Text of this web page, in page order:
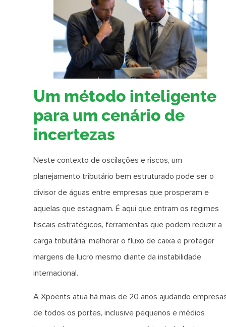
Um método inteligente
para um cenário de
incertezas
Neste contexto de oscilações e riscos, um
planejamento tributário bem estruturado pode ser o
divisor de águas entre empresas que prosperam e
aquelas que estagnam. É aqui que entram os regimes
fiscais estratégicos, ferramentas que podem reduzir a
carga tributária, melhorar o fluxo de caixa e proteger
margens de lucro mesmo diante da instabilidade
internacional.
A Xpoents atua há mais de 20 anos ajudando
de todos os portes, inclusive pequenos e médios